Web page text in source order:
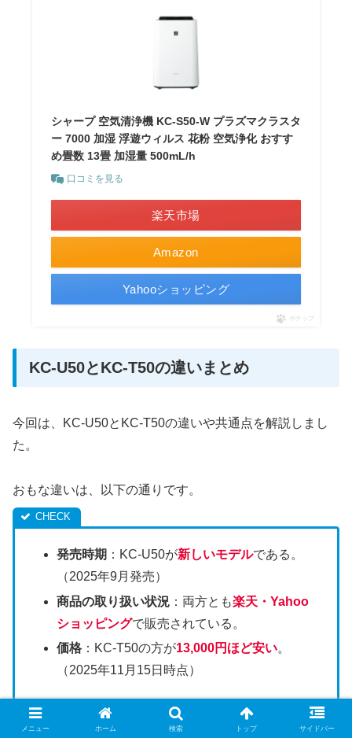
シャープ 空気清浄機 KC-S50-W プラズマクラスタ
ー 7000 加湿 浮遊ウィルス 花粉 空気浄化 おすす
め畳数 13畳 加湿量 500mL/h
口コミを見る
Amazon
楽天市場
Yahooショッピング
ポチップ
KC-U50とKC-T50の違いまとめ
今回は、KC-U50とKC-T50の違いや共通点を解説しまし
た。
おもな違いは、以下の通りです。
発売時期 ：KC-U50が新しいモデルである。
（2025年9月発売）
商品の取り扱い状況 ：両方とも楽天・Yahoo
ショッピングで販売されている。
価格 ：KC-T50の方が13,000円ほど安い。
（2025年11月15日時点）
メニュー ホーム 検索 トップ サイドバー